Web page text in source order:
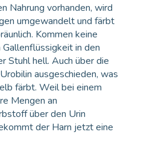
Nahrung vorhanden, wird
umgewandelt und färbt
Kommen keine
in den
Stuhl hell. Auch über die
ausgeschieden, was
färbt. Weil bei einem
Mengen an
über den Urin
der Harn jetzt eine